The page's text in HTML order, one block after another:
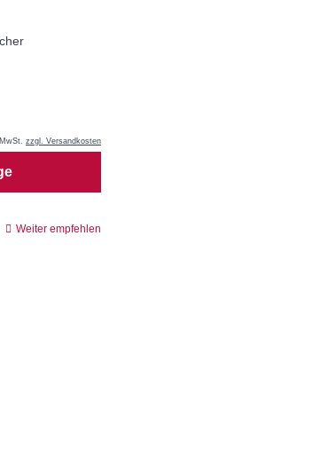
zzgl. Versandkosten
Weiter empfehlen